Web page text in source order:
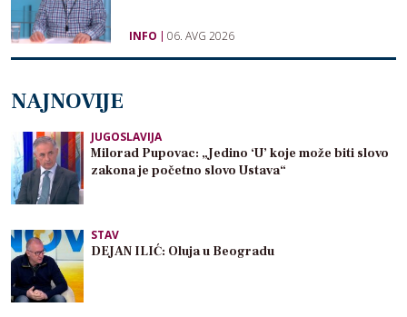
INFO 06. AVG 2026
NAJNOVIJE
JUGOSLAVIJA
Milorad Pupovac: „Jedino ‘U’ koje može biti slovo
zakona je početno slovo Ustava“
STAV
DEJAN ILIĆ: Oluja u Beogradu